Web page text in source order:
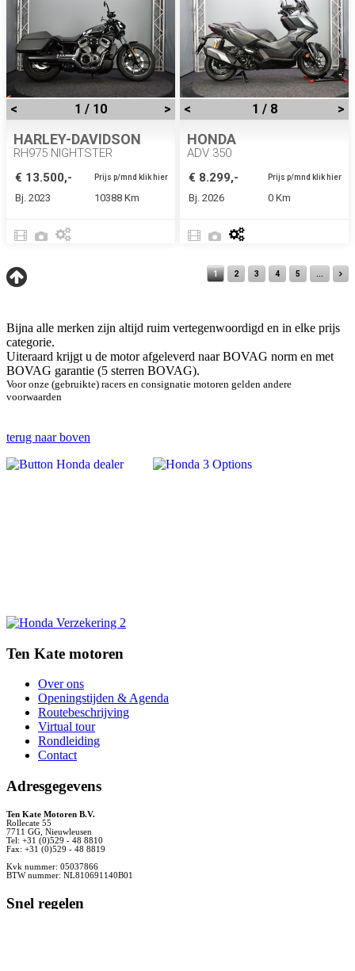
< 1 / 10 >
HARLEY-DAVIDSON
RH975 NIGHTSTER
€ 13.500,-
Prijs p/mnd klik hier
Bj. 2023 10388 Km
< 1 / 8 >
HONDA
ADV 350
€ 8.299,-
Prijs p/mnd klik hier
Bj. 2026 0 Km
1 2 3 4 5 ...
Bijna alle merken zijn altijd ruim vertegenwoordigd en in elke prijs
categorie.
Uiteraard krijgt u de motor afgeleverd naar BOVAG norm en met
BOVAG garantie (5 sterren BOVAG).
Voor onze (gebruikte) racers en consignatie motoren gelden andere
voorwaarden
terug naar boven
Ten Kate motoren
Over ons
Openingstijden & Agenda
Routebeschrijving
Virtual tour
Rondleiding
Contact
Adresgegevens
Ten Kate Motoren B.V.
Rollecate 55
7711 GG, Nieuwleusen
Tel: +31 (0)529 - 48 8810
Fax: +31 (0)529 - 48 8819
Kvk nummer: 05037866
BTW nummer: NL810691140B01
Snel regelen